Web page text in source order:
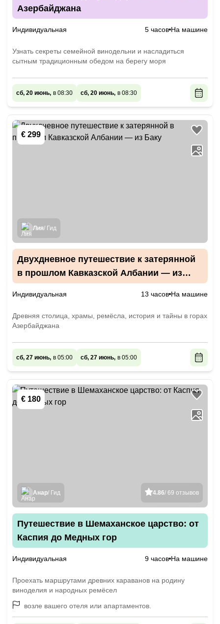
Азербайджана
Индивидуальная 5 часов На машине
Узнать секреты семейной винодельни и насладиться
сытным традиционным обедом на берегу моря
сб, 20 июнь, в 08:30 сб, 20 июнь, в 08:30
€ 299
Лия/ Гид
Двухдневное путешествие к затерянной
в прошлом Кавказской Албании — из
Индивидуальная 13 часов На машине
Древняя столица, храмы, ремёсла, история и тайны в горах
Азербайджана
сб, 27 июнь, в 05:00 сб, 27 июнь, в 05:00
€ 180
4.86/ 69 отзывов
Анар/ Гид
Путешествие в Шемаханское царство: от
Каспия до Медных гор
Индивидуальная 9 часов На машине
Проехать маршрутами древних караванов на родину
виноделия и народных ремёсел
возле вашего отеля или апартаментов.